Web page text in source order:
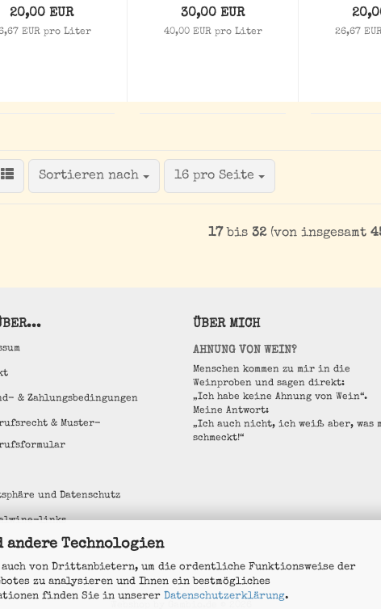
andere Technologien
auch von Drittanbietern, um die ordentliche Funktionsweise der
zu analysieren und Ihnen ein bestmögliches
finden Sie in unserer Datenschutzerklärung.
20,00 EUR
EUR pro Liter
30,00 EUR
40,00 EUR pro Liter 26,67
Sortieren nach
Sortieren nach 16 pro Seite
pro Seite
17bis 32(von insgesamt
& Zahlungsbedingungen
& Muster-
und Datenschutz
links
Einstellungen
ÜBER MICH
AHNUNG VON WEIN?
Menschen kommen zu mir in die
Weinproben und sagen direkt:
„Ich habe keine Ahnung von Wein“.
Meine Antwort:
„Ich auch nicht, ich weiß aber, was
schmeckt!“